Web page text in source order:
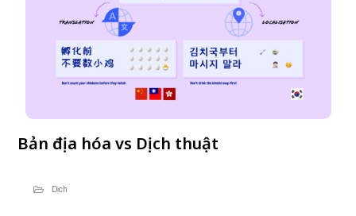
Bản địa hóa vs Dịch thuật
Dịch